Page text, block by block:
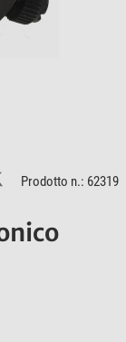
Prodotto n.: 62319